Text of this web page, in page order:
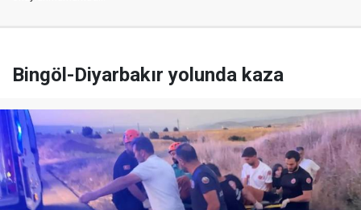
Bingöl-Diyarbakır yolunda kaza